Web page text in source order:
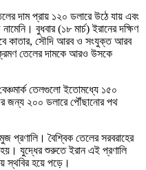
দাম প্রায় ১২০ ডলারে উঠে যায় এবং
বুধবার (১৮ মার্চ) ইরানের দক্ষিণ
কাতার, সৌদি আরব ও সংযুক্ত আরব
তেলের দামকে আরও উসকে
তেলগুলো ইতোমধ্যে ১৫০
জন্য ২০০ ডলারে পৌঁছানোর পথ
প্রণালি। বৈশ্বিক তেলের সরবরাহের
যুদ্ধের শুরুতে ইরান এই প্রণালি
স্থবির হয়ে পড়ে।